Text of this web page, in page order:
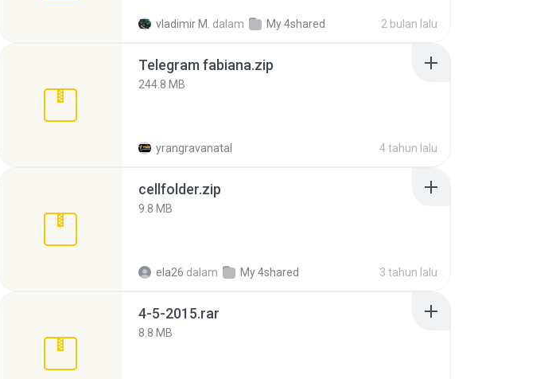
vladimir M. dalam My 4shared 2 bulan lalu
Telegram fabiana.zip
244.8 MB
yrangravanatal 4 tahun lalu
cellfolder.zip
9.8 MB
ela26 dalam My 4shared 3 tahun lalu
4-5-2015.rar
8.8 MB